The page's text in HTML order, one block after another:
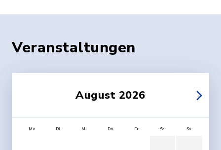
Veranstaltungen
August 2026
Mo Di Mi Do Fr Sa So